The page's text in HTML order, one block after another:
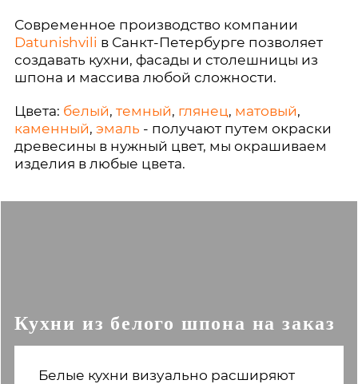
Современное производство компании
Datunishvili в Санкт-Петербурге позволяет
создавать кухни, фасады и столешницы из
шпона и массива любой сложности.
Цвета: белый, темный, глянец, матовый,
каменный, эмаль - получают путем окраски
древесины в нужный цвет, мы окрашиваем
изделия в любые цвета.
Кухни из белого шпона на заказ
Белые кухни визуально расширяют